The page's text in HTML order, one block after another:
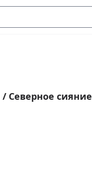
/ Северное сияние